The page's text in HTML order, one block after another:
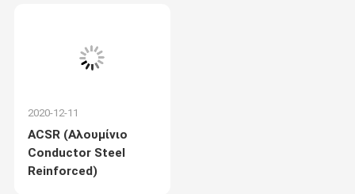
2020-12-11
ACSR (Αλουμίνιο
Conductor Steel
Reinforced)